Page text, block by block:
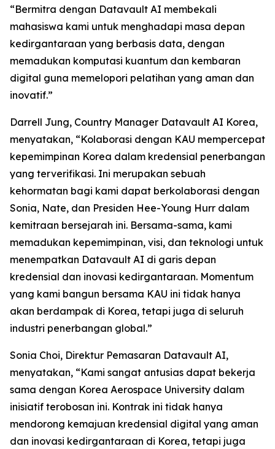
“Bermitra dengan Datavault AI membekali
mahasiswa kami untuk menghadapi masa depan
kedirgantaraan yang berbasis data, dengan
memadukan komputasi kuantum dan kembaran
digital guna memelopori pelatihan yang aman dan
inovatif.”
Darrell Jung, Country Manager Datavault AI Korea,
menyatakan, “Kolaborasi dengan KAU mempercepat
kepemimpinan Korea dalam kredensial penerbangan
yang terverifikasi. Ini merupakan sebuah
kehormatan bagi kami dapat berkolaborasi dengan
Sonia, Nate, dan Presiden Hee-Young Hurr dalam
kemitraan bersejarah ini. Bersama-sama, kami
memadukan kepemimpinan, visi, dan teknologi untuk
menempatkan Datavault AI di garis depan
kredensial dan inovasi kedirgantaraan. Momentum
yang kami bangun bersama KAU ini tidak hanya
akan berdampak di Korea, tetapi juga di seluruh
industri penerbangan global.”
Sonia Choi, Direktur Pemasaran Datavault AI,
menyatakan, “Kami sangat antusias dapat bekerja
sama dengan Korea Aerospace University dalam
inisiatif terobosan ini. Kontrak ini tidak hanya
mendorong kemajuan kredensial digital yang aman
dan inovasi kedirgantaraan di Korea, tetapi juga